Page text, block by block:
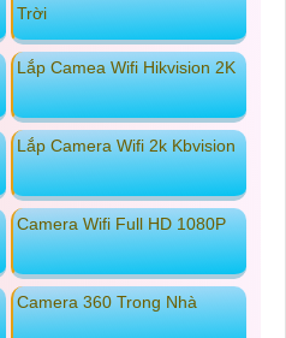
Trời
Lắp Camea Wifi Hikvision 2K
Lắp Camera Wifi 2k Kbvision
Camera Wifi Full HD 1080P
Camera 360 Trong Nhà